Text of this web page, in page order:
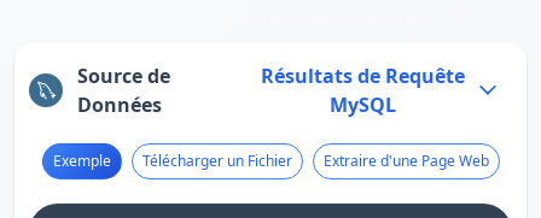
Source de
Données
Résultats de Requête
MySQL
Exemple Télécharger un Fichier Extraire d'une Page Web